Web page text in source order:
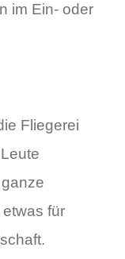
im Ein- oder
Fliegerei
für